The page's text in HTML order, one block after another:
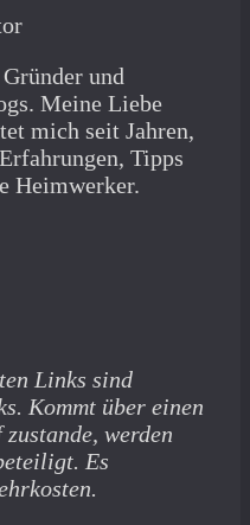
Gründer und
Meine Liebe
mich seit Jahren,
Tipps
Heimwerker.
Links sind
Kommt über einen
werden
Es